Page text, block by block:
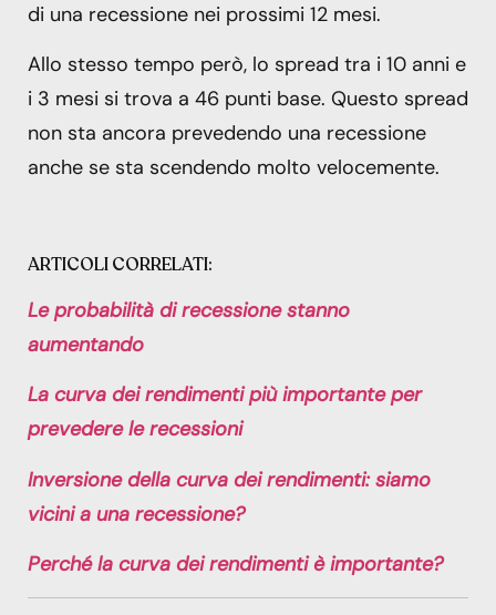
di una recessione nei prossimi 12 mesi.
Allo stesso tempo però, lo spread tra i 10 anni e
i 3 mesi si trova a 46 punti base. Questo spread
non sta ancora prevedendo una recessione
anche se sta scendendo molto velocemente.
ARTICOLI CORRELATI:
Le probabilità di recessione stanno
aumentando
La curva dei rendimenti più importante per
prevedere le recessioni
Inversione della curva dei rendimenti: siamo
vicini a una recessione?
Perché la curva dei rendimenti è importante?